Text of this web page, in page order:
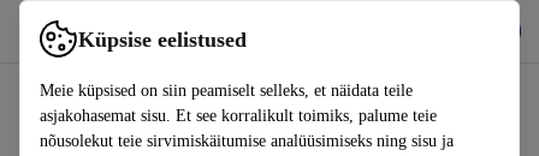
Küpsise eelistused
Meie küpsised on siin peamiselt selleks, et näidata teile
asjakohasemat sisu. Et see korralikult toimiks, palume teie
nõusolekut teie sirvimiskäitumise analüüsimiseks ning sisu ja
Kasuta rakendust refurbed kiirelt ja lihtsalt